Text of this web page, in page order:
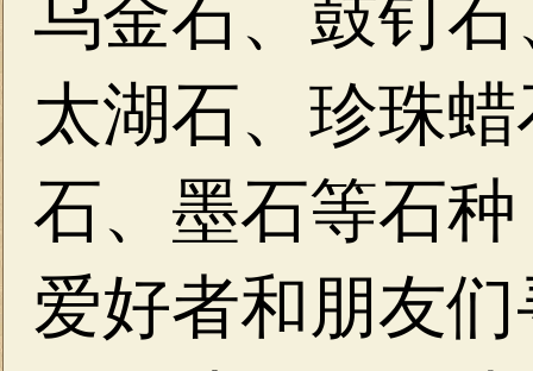
乌金石、鼓钉
太湖石、珍珠
石、墨石等石
爱好者和朋友